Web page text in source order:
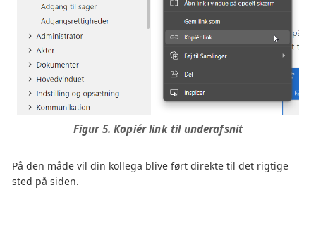
Figur 5. Kopiér link til underafsnit
På den måde vil din kollega blive ført direkte til det rigtige
sted på siden.